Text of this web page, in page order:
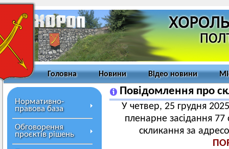
Головна Новини Відео новини
Нормативно-
правова база
Обговорення
проєктів рішень
Повідомлення про
У четвер, 25 грудня
пленарне засідання 77
скликання за